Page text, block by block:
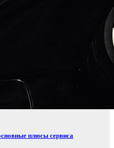
плюсы сервиса